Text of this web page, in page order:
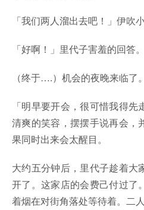
「我们两人溜出去吧！」伊吹
「好啊！」里代子害羞的回答。
（终于….）机会的夜晚来临了
「明早要开会，很可惜我得
清爽的笑容，摆摆手说再会，
果同时出来会太醒目。
大约五分钟后，里代子趁着大
开了。这家店的会费己付过了
着烟在对街角落处等待着。二